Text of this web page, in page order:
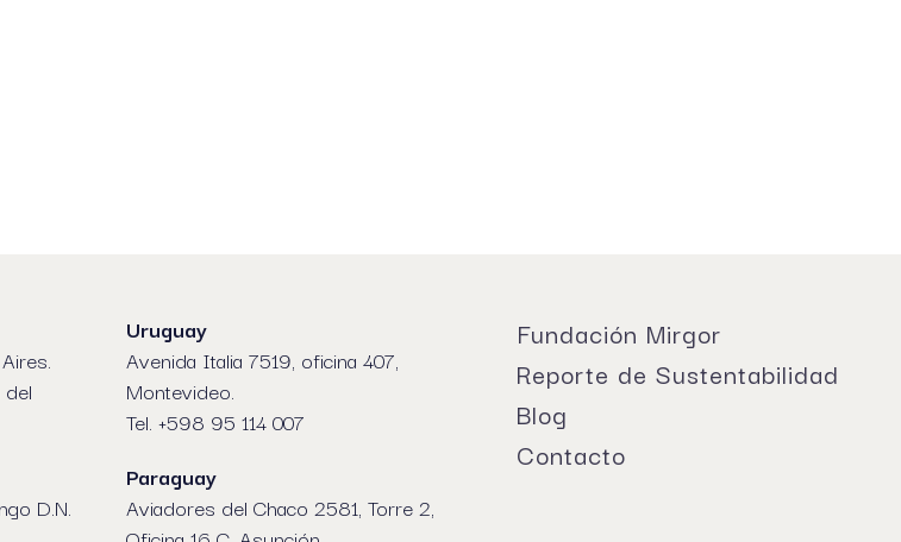
del
D.N.
Uruguay
Avenida Italia 7519, oficina 407,
Montevideo.
Tel. +598 95 114 007
Paraguay
Aviadores del Chaco 2581, Torre 2,
Fundación Mirgor
Reporte de Sustentabilidad
Blog
Contacto